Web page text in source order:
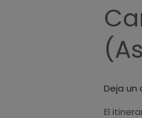
Deja un
El
Camino
de
Primitivo
tierras
de